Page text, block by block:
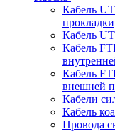
Кабель
прокладки
Кабель
Кабель
Кабель
внешней
Кабели
Кабель
Провода